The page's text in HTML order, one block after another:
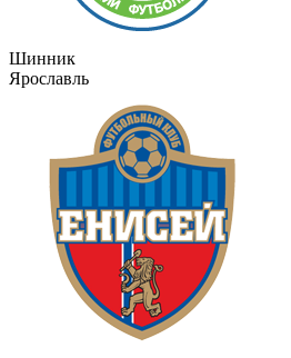
Шинник
Ярославль